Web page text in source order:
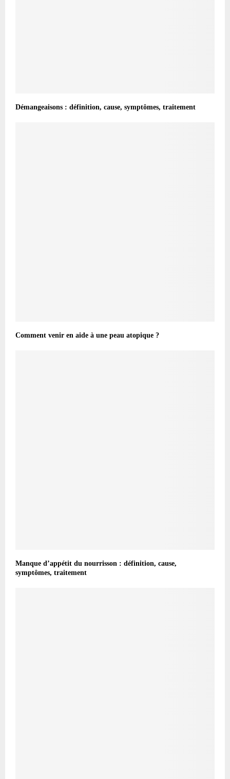
Démangeaisons : définition, cause, symptômes, traitement
Comment venir en aide à une peau atopique ?
Manque d’appétit du nourrisson : définition, cause,
symptômes, traitement